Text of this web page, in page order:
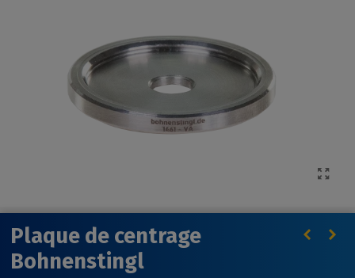
Plaque de centrage
Bohnenstingl